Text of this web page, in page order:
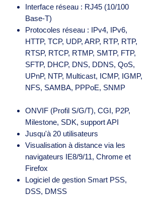
Interface réseau : RJ45 (10/100
Base-T)
Protocoles réseau : IPv4, IPv6,
HTTP, TCP, UDP, ARP, RTP, RTP,
RTSP, RTCP, RTMP, SMTP, FTP,
SFTP, DHCP, DNS, DDNS, QoS,
UPnP, NTP, Multicast, ICMP, IGMP,
NFS, SAMBA, PPPoE, SNMP
ONVIF (Profil S/G/T), CGI, P2P,
Milestone, SDK, support API
Jusqu'à 20 utilisateurs
Visualisation à distance via les
navigateurs IE8/9/11, Chrome et
Firefox
Logiciel de gestion Smart PSS,
DSS, DMSS